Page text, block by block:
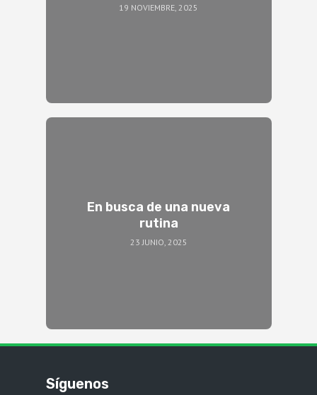
19 NOVIEMBRE, 2025
En busca de una nueva
rutina
23 JUNIO, 2025
Síguenos